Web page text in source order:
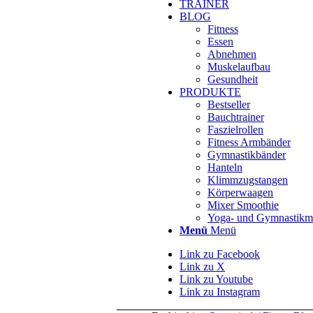
TRAINER
BLOG
Fitness
Essen
Abnehmen
Muskelaufbau
Gesundheit
PRODUKTE
Bestseller
Bauchtrainer
Faszielrollen
Fitness Armbänder
Gymnastikbänder
Hanteln
Klimmzugstangen
Körperwaagen
Mixer Smoothie
Yoga- und
Menü Menü
Link zu Facebook
Link zu X
Link zu Youtube
Link zu Instagram